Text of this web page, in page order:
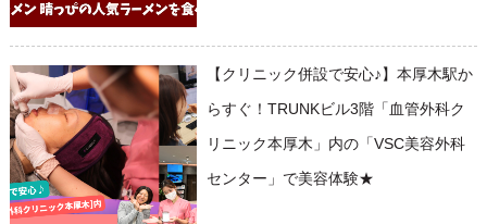
【クリニック併設で安心♪】本厚木駅か
らすぐ！TRUNKビル3階「血管外科ク
リニック本厚木」内の「VSC美容外科
センター」で美容体験★